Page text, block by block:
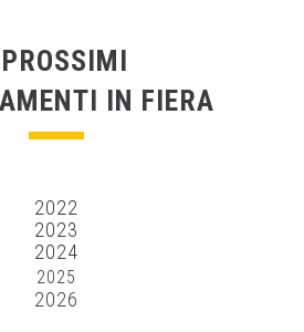
IN FIERA
2022
2023
2024
2025
2026